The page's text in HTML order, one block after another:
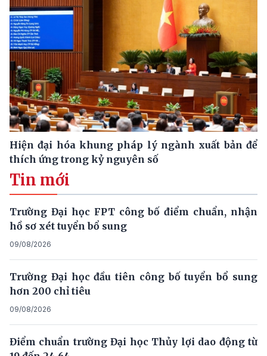
Hiện đại hóa khung pháp lý ngành xuất bản để
thích ứng trong kỷ nguyên số
Tin mới
Trường Đại học FPT công bố điểm chuẩn, nhận
hồ sơ xét tuyển bổ sung
09/08/2026
Trường Đại học đầu tiên công bố tuyển bổ sung
hơn 200 chỉ tiêu
09/08/2026
Điểm chuẩn trường Đại học Thủy lợi dao động từ